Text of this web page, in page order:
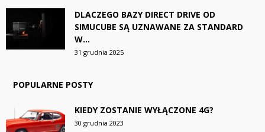
DLACZEGO BAZY DIRECT DRIVE OD
SIMUCUBE SĄ UZNAWANE ZA STANDARD
W...
31 grudnia 2025
POPULARNE POSTY
KIEDY ZOSTANIE WYŁĄCZONE 4G?
30 grudnia 2023